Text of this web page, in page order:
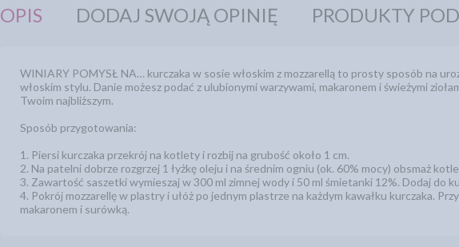
OPIS DODAJ SWOJĄ OPINIĘ PRODUKTY
WINIARY POMYSŁ NA… kurczaka w sosie włoskim z mozzarellą to prosty sposób na
włoskim stylu. Danie możesz podać z ulubionymi warzywami, makaronem i świeżymi
Twoim najbliższym.
Sposób przygotowania:
1. Piersi kurczaka przekrój na kotlety i rozbij na grubość około 1 cm.
2. Na patelni dobrze rozgrzej 1 łyżkę oleju i na średnim ogniu (ok. 60% mocy) obsmaż
3. Zawartość saszetki wymieszaj w 300 ml zimnej wody i 50 ml śmietanki 12%. Dodaj do
4. Pokrój mozzarellę w plastry i ułóż po jednym plastrze na każdym kawałku kurczaka.
makaronem i surówką.